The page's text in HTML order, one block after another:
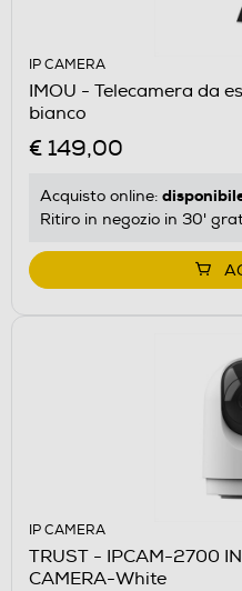
IP CAMERA
IMOU - Telecamera da
bianco
€ 149,00
Acquisto online:
Ritiro in negozio in 30'
IP CAMERA
TRUST - IPCAM-2700 INDOOR PTZ WI-FI
CAMERA-White